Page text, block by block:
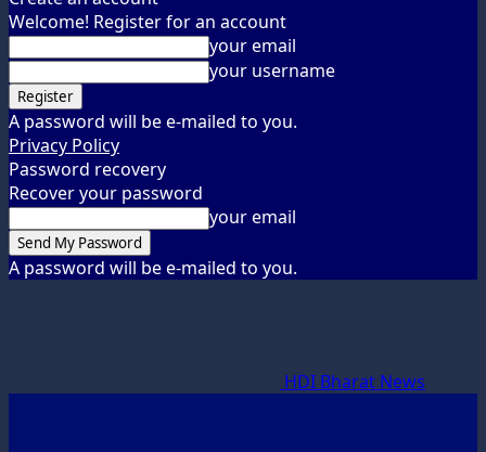
Welcome! Register for an account
your email
your username
A password will be e-mailed to you.
Privacy Policy
Password recovery
Recover your password
your email
A password will be e-mailed to you.
HDI Bharat News